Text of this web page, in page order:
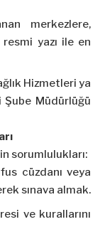
merkezlere,
resmi yazı ile en
Hizmetleri ya
Müdürlüğü
sorumlulukları:
cüzdanı veya
sınava almak.
ve kurallarını